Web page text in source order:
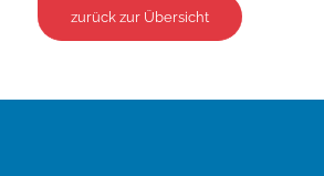
zurück zur Übersicht